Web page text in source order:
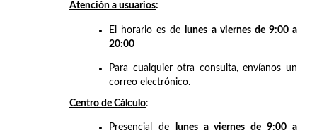
Atención a usuarios:
El horario es de
lunes a viernes de 9:00 a
20:00
Para cualquier otra consulta, envíanos un
correo electrónico.
Centro de Cálculo:
Presencial de
lunes a viernes de 9:00 a